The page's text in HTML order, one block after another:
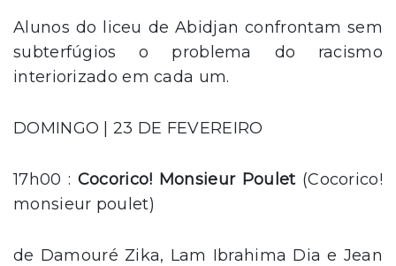
Alunos do liceu de Abidjan confrontam sem
subterfúgios o problema do racismo
interiorizado em cada um.
DOMINGO | 23 DE FEVEREIRO
17h00 : Cocorico! Monsieur Poulet(Cocorico!
monsieur poulet)
de Damouré Zika, Lam Ibrahima Dia e Jean